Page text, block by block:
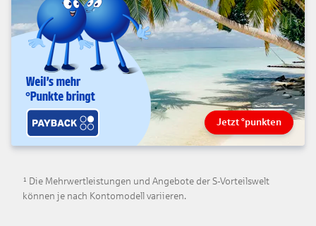
Jetzt °punkten
¹ Die Mehrwertleistungen und Angebote der S-Vorteilswelt
können je nach Kontomodell variieren.